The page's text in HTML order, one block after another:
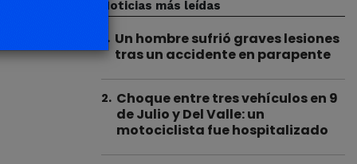
Noticias más leídas
. Un hombre sufrió graves lesiones
tras un accidente en parapente
2. Choque entre tres vehículos en 9
de Julio y Del Valle: un
motociclista fue hospitalizado